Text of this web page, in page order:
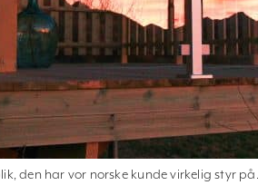
den har vor norske kunde virkelig styr